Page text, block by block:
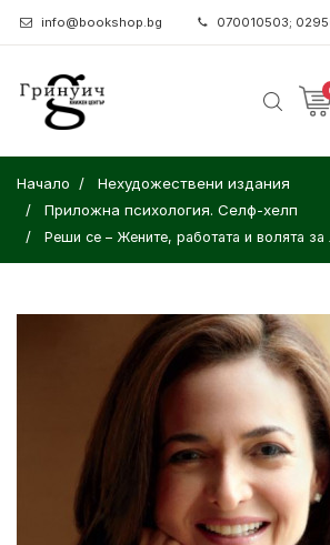
info@bookshop.bg 070010503;
Начало
Нехудожествени издания
Приложна психология. Селф-хелп
Реши се – Жените, работата и волята за